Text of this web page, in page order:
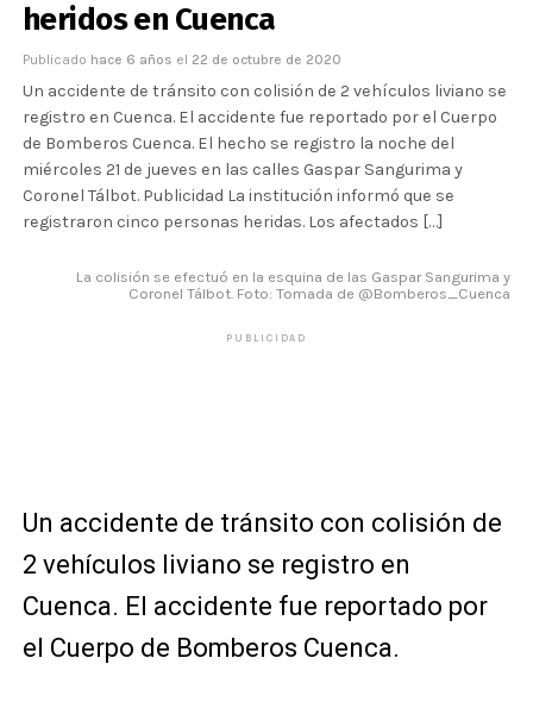
heridos en Cuenca
Publicado hace 6 años el 22 de octubre de 2020
Un accidente de tránsito con colisión de 2 vehículos liviano se
registro en Cuenca. El accidente fue reportado por el Cuerpo
de Bomberos Cuenca. El hecho se registro la noche del
miércoles 21 de jueves en las calles Gaspar Sangurima y
Coronel Tálbot. Publicidad La institución informó que se
registraron cinco personas heridas. Los afectados […]
La colisión se efectuó en la esquina de las Gaspar Sangurima y
Coronel Tálbot. Foto: Tomada de @Bomberos_Cuenca
PUBLICIDAD
Un accidente de tránsito con colisión de
2 vehículos liviano se registro en
Cuenca. El accidente fue reportado por
el Cuerpo de Bomberos Cuenca.